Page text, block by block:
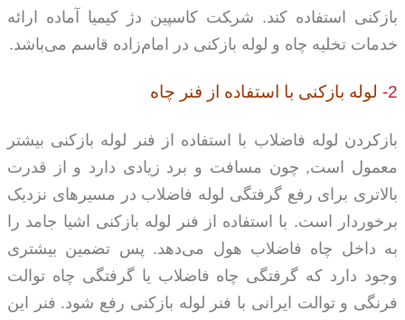
بازکنی استفاده کند. شر‍‍‍‍‍‍‍‍کت کاسپین دژ کیمیا آماده ارائه
خدمات تخلیه چاه و لوله بازکنی در امام‌زاده قاسم می‌باشد.
2- لوله بازکنی با استفاده از فنر چاه
بازکردن لوله فاضلاب با استفاده از فنر لوله بازکنی بیشتر
معمول است, چون مسافت و برد زیادی دارد و از قدرت
بالاتری برای رفع گرفتگی لوله فاضلاب در مسیرهای نزدیک
برخوردار است. با استفاده از فنر لوله بازکنی اشیا جامد را
به داخل چاه فاضلاب هول می‌دهد. پس تضمین بیشتری
وجود دارد که گرفتگی چاه فاضلاب یا گرفتگی چاه توالت
فرنگی و توالت ایرانی با فنر لوله بازکنی رفع شود. فنر این